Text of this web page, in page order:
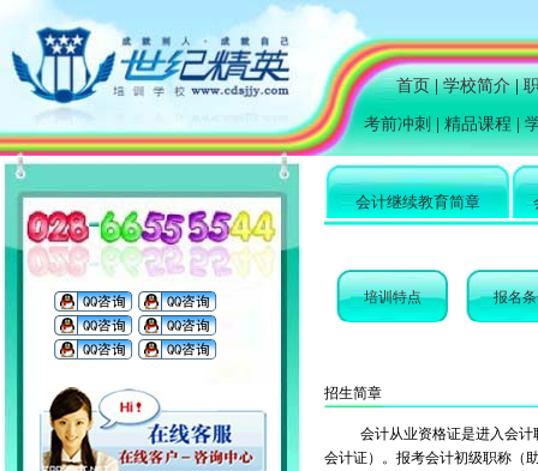
首页|学校简介|
考前冲刺|精品课程|
会计继续教育简章
培训特点 报名
招生简章
会计从业资格证是进入会计职
会计证）。报考会计初级职称（